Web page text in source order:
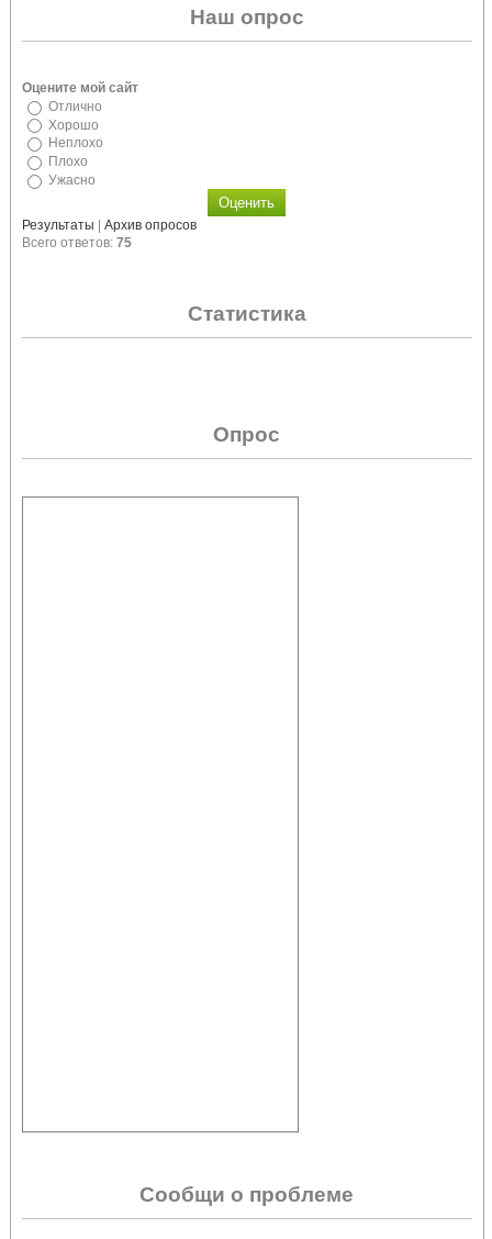
Наш опрос
Оцените мой сайт
Отлично
Хорошо
Неплохо
Плохо
Ужасно
Результаты | Архив опросов
Всего ответов: 75
Статистика
Опрос
Сообщи о проблеме